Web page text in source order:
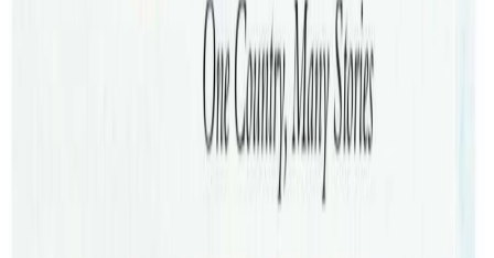
अनुसन्धान अघि बढाइएको फेयर बर्क एम्बुड्सम्यान अन्ना बुथले
जानकारि दिनुभएको छ । विद्यार्थी लगायतका भिसा वाहक युवा
कामदारमाथी श्रम शोषण गर्नेहरु नियमन र कारबाहीको प्राथमिकतामा
परेका छन् । बुथले कमजोर कामदारहरूको हकहितको रक्षाका लागि
फास्ट फूड, रेस्टुरेन्ट र क्याफे क्षेत्रमा अनुगमन तिब्र बनाइएको जानकारि